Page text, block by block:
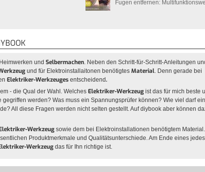
Fugen entfernen:
und Selbermachen. Neben den Schritt-für-Schritt-Anleitungen
und für Elektroinstallaitonen benötigtes Material. Denn gerade bei
Elektriker-Werkzeuges entscheidend.
- die Qual der Wahl. Welches Elektriker-Werkzeug ist das für mich beste
werden? Was muss ein Spannungsprüfer können? Wie viel darf
All diese Fragen werden nicht selten gestellt. Auf diybook aber können
Werkzeug sowie dem bei Elektroinstallationen benötigtem Material.
Produktmerkmale und Qualitätsunterschiede. Am Ende eines
Werkzeug das für Ihn richtige ist.